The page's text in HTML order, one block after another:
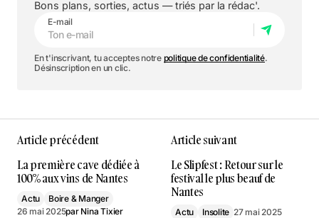
Bons plans, sorties, actus — triés par la rédac'.
E-mail
En t'inscrivant, tu acceptes notre politique de confidentialité.
Désinscription en un clic.
Article précédent
La première cave dédiée à
100% aux vins de Nantes
Actu
Boire & Manger
26 mai 2025par Nina Tixier
Article suivant
Le Slipfest : Retour sur le
festival le plus beauf de
Nantes
Actu Insolite 27 mai 2025